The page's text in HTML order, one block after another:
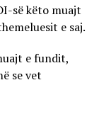
së këto muajt
e saj.
e fundit,
se vet